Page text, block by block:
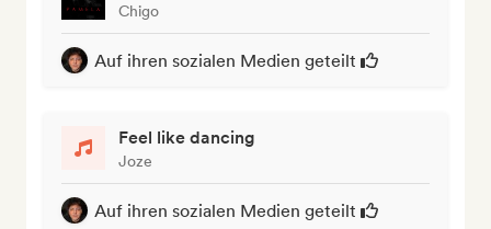
Chigo
Auf ihren sozialen Medien geteilt
Feel like dancing
Joze
Auf ihren sozialen Medien geteilt